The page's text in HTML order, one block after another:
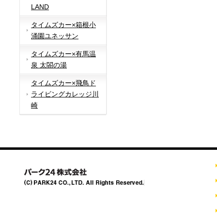
LAND
タイムズカー×箱根小
涌園ユネッサン
タイムズカー×有馬温
泉 太閤の湯
タイムズカー×飛鳥ド
ライビングカレッジ川
崎